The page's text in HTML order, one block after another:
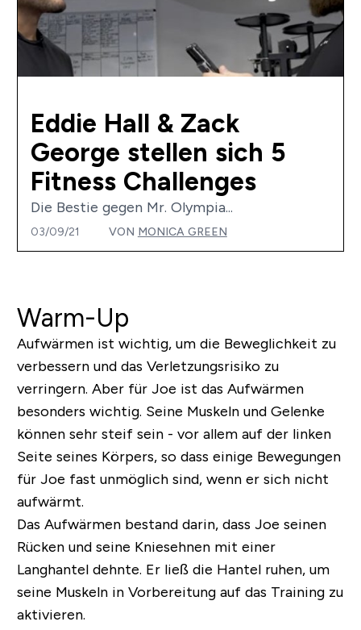
Eddie Hall & Zack
George stellen sich 5
Fitness Challenges
Die Bestie gegen Mr. Olympia...
03/09/21 VON MONICA GREEN
Warm-Up
Aufwärmen ist wichtig, um die Beweglichkeit zu
verbessern und das Verletzungsrisiko zu
verringern. Aber für Joe ist das Aufwärmen
besonders wichtig. Seine Muskeln und Gelenke
können sehr steif sein - vor allem auf der linken
Seite seines Körpers, so dass einige Bewegungen
für Joe fast unmöglich sind, wenn er sich nicht
aufwärmt.
Das Aufwärmen bestand darin, dass Joe seinen
Rücken und seine Kniesehnen mit einer
Langhantel dehnte. Er ließ die Hantel ruhen, um
seine Muskeln in Vorbereitung auf das Training zu
aktivieren.